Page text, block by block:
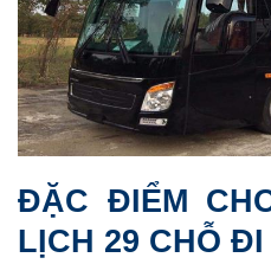
ĐẶC ĐIỂM
LỊCH 29 CHỖ